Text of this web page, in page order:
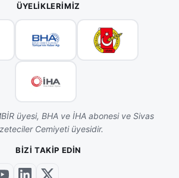
ÜYELIKLERIMIZ
üyesi, BHA ve İHA abonesi ve Sivas
Cemiyeti üyesidir.
BIZI TAKIP EDIN